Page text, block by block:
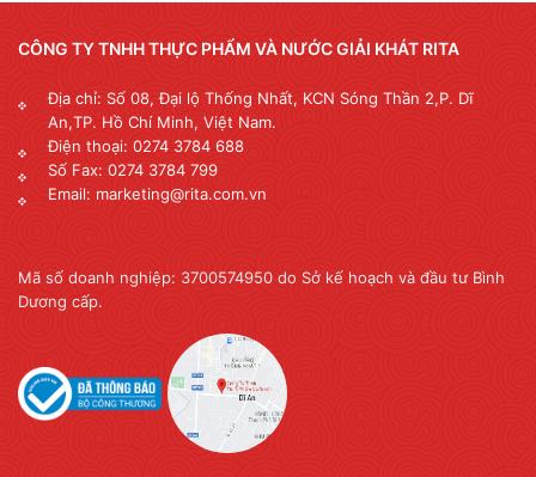
CÔNG TY TNHH THỰC PHẨM VÀ NƯỚC GIẢI KHÁT RITA
Địa chỉ: Số 08, Đại lộ Thống Nhất, KCN Sóng Thần 2,P. Dĩ
An,TP. Hồ Chí Minh, Việt Nam.
Điện thoại: 0274 3784 688
Số Fax: 0274 3784 799
Email: marketing@rita.com.vn
Mã số doanh nghiệp: 3700574950 do Sở kế hoạch và đầu tư Bình
Dương cấp.